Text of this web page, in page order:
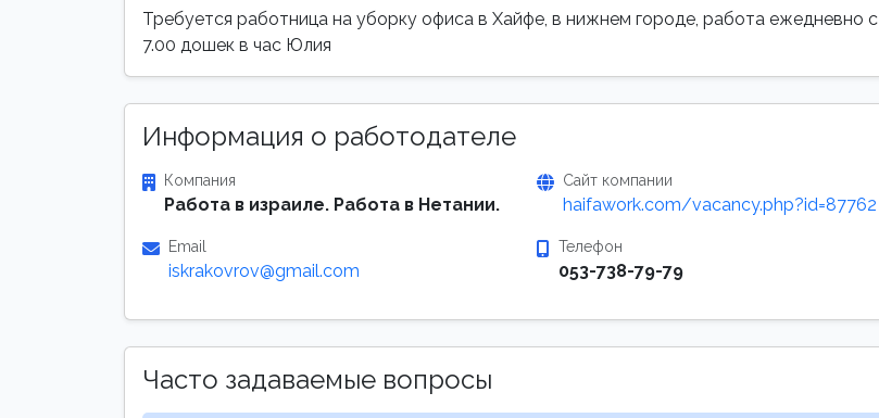
Требуется работница на уборку офиса в Хайфе, в нижнем городе, работа ежедневно с
7.00 дошек в час Юлия
Информация о работодателе
Компания
Работа в израиле. Работа в Нетании.
Сайт компании
haifawork.com/vacancy.php?id=87762
Email
iskrakovrov@gmail.com
Телефон
053-738-79-79
Часто задаваемые вопросы